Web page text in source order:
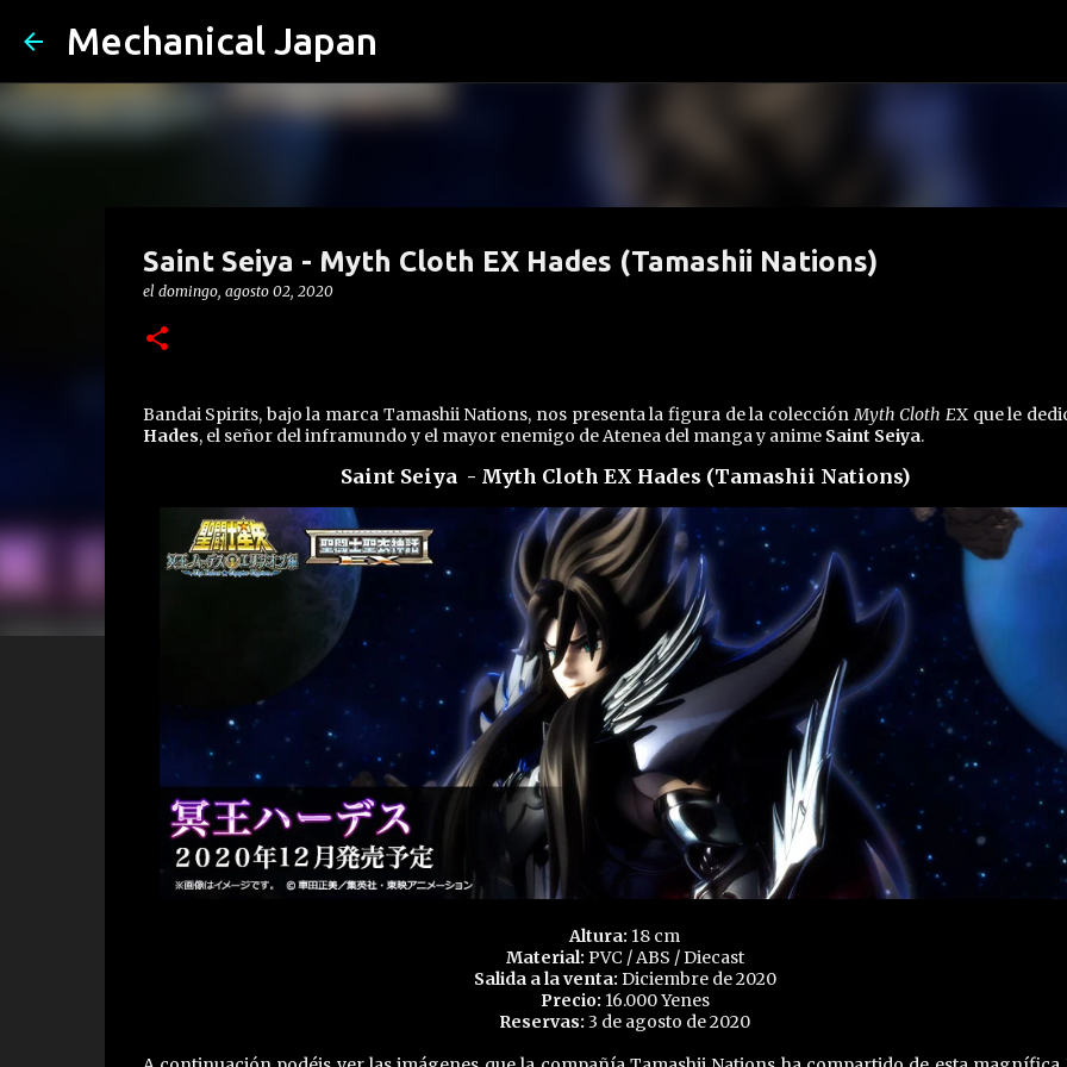
Mechanical Japan
Saint Seiya - Myth Cloth EX Hades (Tamashii Nations)
el domingo, agosto 02, 2020
Bandai Spirits, bajo la marca Tamashii Nations, nos presenta la figura de la colecciónMyth Cloth EX que le
Hades, el señor del inframundo y el mayor enemigo de Atenea del manga y anime Saint Seiya.
Saint Seiya - Myth Cloth EX Hades (Tamashii Nations)
Altura: 18 cm
Material: PVC / ABS / Diecast
Salida a la venta: Diciembre de 2020
Precio: 16.000 Yenes
Reservas: 3 de agosto de 2020